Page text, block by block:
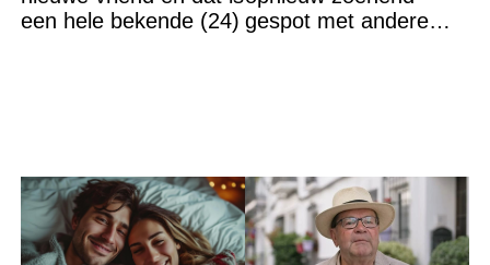
een hele bekende (24) gespot met andere